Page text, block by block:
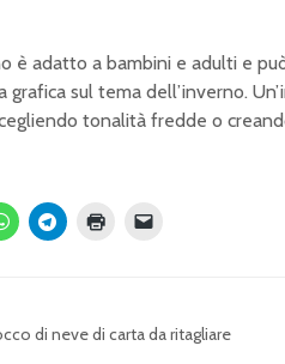
è adatto a bambini e adulti e
grafica sul tema dell’inverno.
tonalità fredde o
di neve di carta da ritagliare